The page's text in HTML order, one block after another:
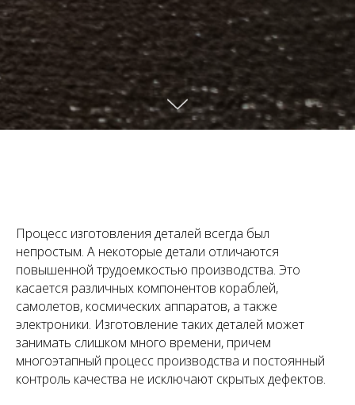
Процесс изготовления деталей всегда был
непростым. А некоторые детали отличаются
повышенной трудоемкостью производства. Это
касается различных компонентов кораблей,
самолетов, космических аппаратов, а также
электроники. Изготовление таких деталей может
занимать слишком много времени, причем
многоэтапный процесс производства и постоянный
контроль качества не исключают скрытых дефектов.